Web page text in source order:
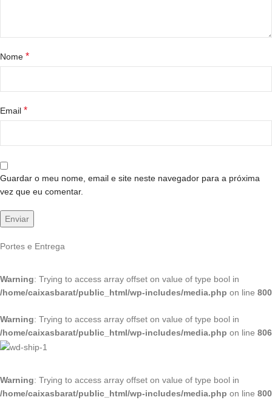
Nome *
Email *
Guardar o meu nome, email e site neste navegador para a próxima
vez que eu comentar.
Portes e Entrega
Warning: Trying to access array offset on value of type bool in
/home/caixasbarat/public_html/wp-includes/media.php on line 800
Warning: Trying to access array offset on value of type bool in
/home/caixasbarat/public_html/wp-includes/media.php on line 806
Warning: Trying to access array offset on value of type bool in
/home/caixasbarat/public_html/wp-includes/media.php on line 800